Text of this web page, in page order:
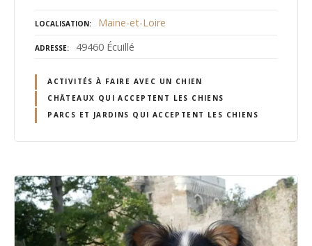
LOCALISATION Maine-et-Loire
ADRESSE 49460 Écuillé
ACTIVITÉS À FAIRE AVEC UN CHIEN
CHÂTEAUX QUI ACCEPTENT LES CHIENS
PARCS ET JARDINS QUI ACCEPTENT LES CHIENS